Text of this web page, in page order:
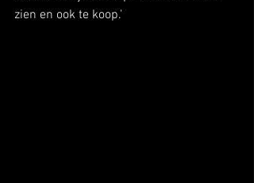
zien en ook te koop.'